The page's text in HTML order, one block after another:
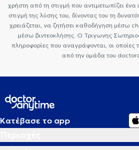
χρήστη από τη στιγμή που αντιμετωπίζει
στιγμή της λύσης του, δίνοντας του τη
χρειάζεται, να ζητήσει καθοδήγηση μέσω
μέσω βιντεοκλήσης. Ο Τριγωνης
πληροφορίες που αναγράφονται, οι οποίες
από την ομάδα του
Κατέβασε το app